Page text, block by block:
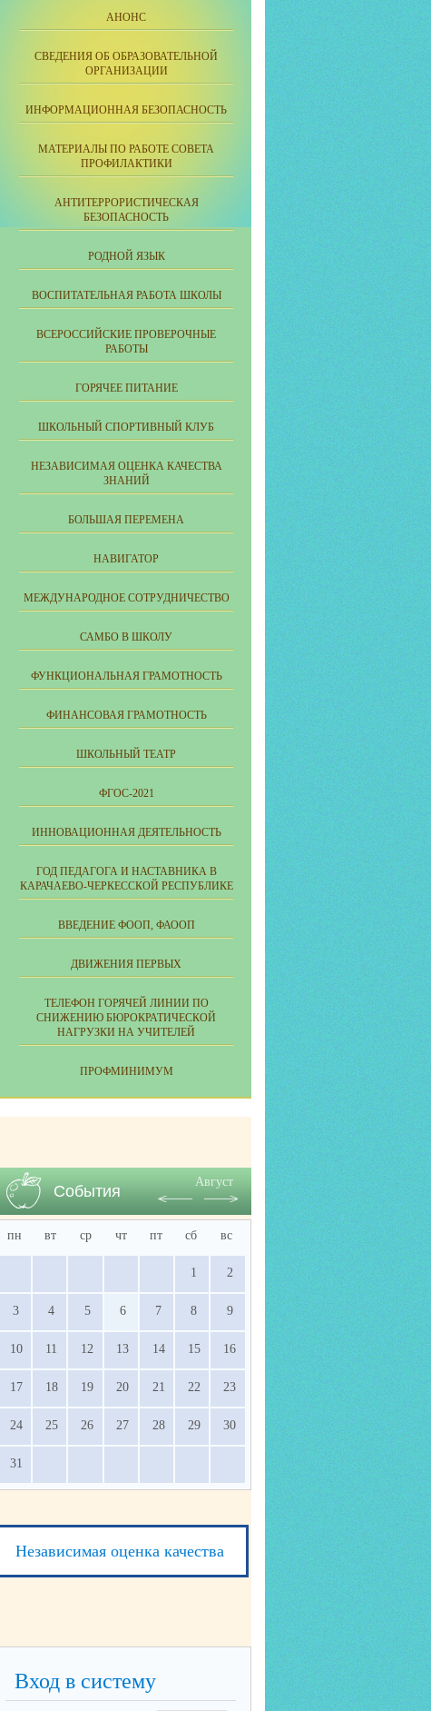
АНОНС
СВЕДЕНИЯ ОБ ОБРАЗОВАТЕЛЬНОЙ
ОРГАНИЗАЦИИ
ИНФОРМАЦИОННАЯ БЕЗОПАСНОСТЬ
МАТЕРИАЛЫ ПО РАБОТЕ СОВЕТА
ПРОФИЛАКТИКИ
АНТИТЕРРОРИСТИЧЕСКАЯ
БЕЗОПАСНОСТЬ
РОДНОЙ ЯЗЫК
ВОСПИТАТЕЛЬНАЯ РАБОТА ШКОЛЫ
ВСЕРОССИЙСКИЕ ПРОВЕРОЧНЫЕ
РАБОТЫ
ГОРЯЧЕЕ ПИТАНИЕ
ШКОЛЬНЫЙ СПОРТИВНЫЙ КЛУБ
НЕЗАВИСИМАЯ ОЦЕНКА КАЧЕСТВА
ЗНАНИЙ
БОЛЬШАЯ ПЕРЕМЕНА
НАВИГАТОР
МЕЖДУНАРОДНОЕ СОТРУДНИЧЕСТВО
САМБО В ШКОЛУ
ФУНКЦИОНАЛЬНАЯ ГРАМОТНОСТЬ
ФИНАНСОВАЯ ГРАМОТНОСТЬ
ШКОЛЬНЫЙ ТЕАТР
ФГОС-2021
ИННОВАЦИОННАЯ ДЕЯТЕЛЬНОСТЬ
ГОД ПЕДАГОГА И НАСТАВНИКА В
КАРАЧАЕВО-ЧЕРКЕССКОЙ РЕСПУБЛИКЕ
ВВЕДЕНИЕ ФООП, ФАООП
ДВИЖЕНИЯ ПЕРВЫХ
ТЕЛЕФОН ГОРЯЧЕЙ ЛИНИИ ПО
СНИЖЕНИЮ БЮРОКРАТИЧЕСКОЙ
НАГРУЗКИ НА УЧИТЕЛЕЙ
ПРОФМИНИМУМ
События
Август
пн вт ср чт пт сб вс
1 2
3 4 5 6 7 8 9
10 11 12 13 14 15 16
17 18 19 20 21 22 23
24 25 26 27 28 29 30
31
Независимая оценка качества
Вход в систему